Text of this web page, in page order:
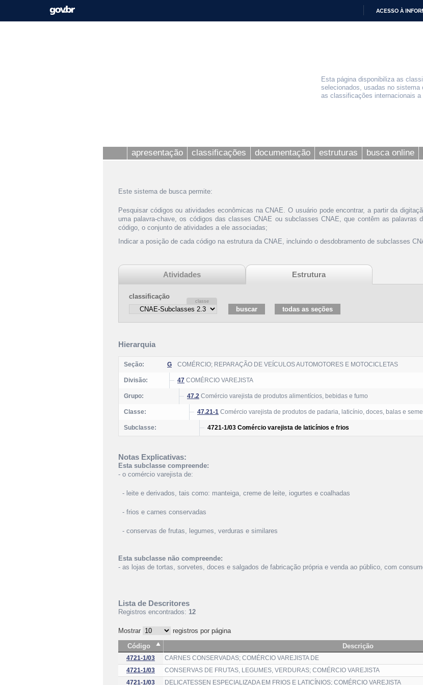
ACESSO À
Esta página disponibiliza as
selecionados, usadas no
as classificações internacionais
apresentação classificações documentação estruturas busca online
Este sistema de busca permite:
Pesquisar códigos ou atividades econômicas na CNAE. O usuário pode encontrar, a partir da
uma palavra-chave, os códigos das classes CNAE ou subclasses CNAE, que contêm as palavras
código, o conjunto de atividades a ele associadas;
Indicar a posição de cada código na estrutura da CNAE, incluindo o desdobramento de subclasses
Atividades Estrutura
classificação
Hierarquia
Seção: G COMÉRCIO; REPARAÇÃO DE VEÍCULOS AUTOMOTORES E MOTOCICLETAS
Divisão: 47 COMÉRCIO VAREJISTA
Grupo: 47.2 Comércio varejista de produtos alimentícios, bebidas e fumo
Classe: 47.21-1 Comércio varejista de produtos de padaria, laticínio, doces, balas e
Subclasse: 4721-1/03 Comércio varejista de laticínios e frios
Notas Explicativas:
Esta subclasse compreende:
- o comércio varejista de:
- leite e derivados, tais como: manteiga, creme de leite, iogurtes e coalhadas
- frios e carnes conservadas
- conservas de frutas, legumes, verduras e similares
Esta subclasse não compreende:
- as lojas de tortas, sorvetes, doces e salgados de fabricação própria e venda ao público, com
Lista de Descritores
Registros encontrados: 12
Mostrar
registros por página
Código
Descrição
4721-1/03
CARNES CONSERVADAS; COMÉRCIO VAREJISTA DE
4721-1/03
CONSERVAS DE FRUTAS, LEGUMES, VERDURAS; COMÉRCIO VAREJISTA
4721-1/03
DELICATESSEN ESPECIALIZADA EM FRIOS E LATICÍNIOS; COMÉRCIO VAREJISTA